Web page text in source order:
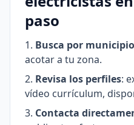
paso
Busca por municipio
acotar a tu zona.
Revisa los perfiles:
vídeo currículum,
Contacta